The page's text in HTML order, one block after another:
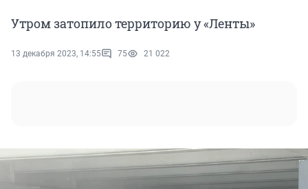
Утром затопило территорию у «Ленты»
13 декабря 2023, 14:55 75 21 022